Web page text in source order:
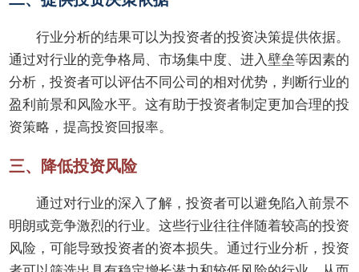
行业分析的结果可以为投资者的投资决策提供依据。
通过对行业的竞争格局、市场集中度、进入壁垒等因素的
分析，投资者可以评估不同公司的相对优势，判断行业的
盈利前景和风险水平。这有助于投资者制定更加合理的投
资策略，提高投资回报率。
三、降低投资风险
通过对行业的深入了解，投资者可以避免陷入前景不
明朗或竞争激烈的行业。这些行业往往伴随着较高的投资
风险，可能导致投资者的资本损失。通过行业分析，投资